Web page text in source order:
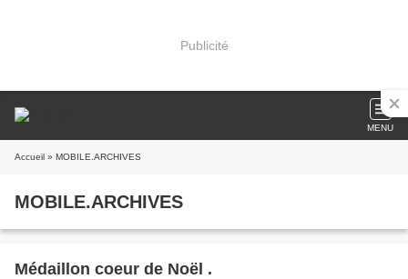
Publicité
MENU
Accueil » MOBILE.ARCHIVES
MOBILE.ARCHIVES
Médaillon coeur de Noël .